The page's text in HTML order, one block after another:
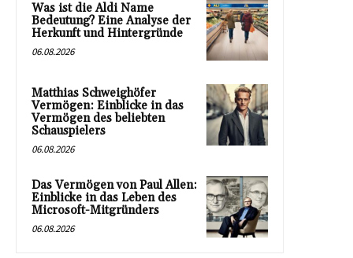
Was ist die Aldi Name
Bedeutung? Eine Analyse der
Herkunft und Hintergründe
06.08.2026
Matthias Schweighöfer
Vermögen: Einblicke in das
Vermögen des beliebten
Schauspielers
06.08.2026
Das Vermögen von Paul Allen:
Einblicke in das Leben des
Microsoft-Mitgründers
06.08.2026